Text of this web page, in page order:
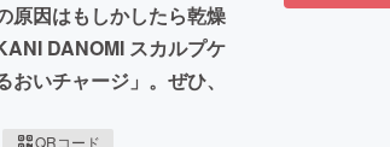
原因はもしかしたら乾燥
DANOMI スカルプケ
いチャージ」。ぜひ、
QRコード